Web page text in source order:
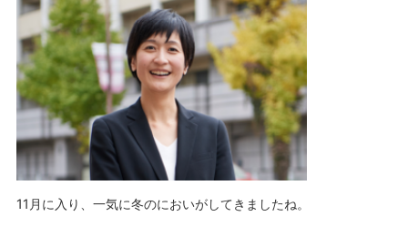
11月に入り、一気に冬のにおいがしてきましたね。